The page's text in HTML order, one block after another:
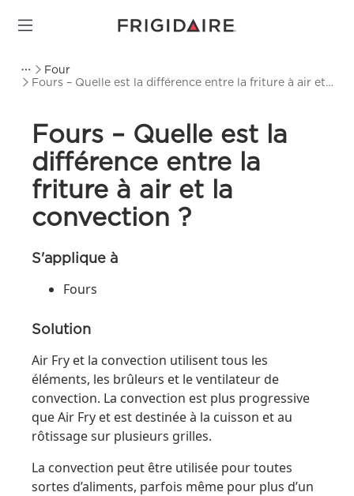
Four
Fours – Quelle est la différence entre la friture à air et
Fours – Quelle est la
différence entre la
friture à air et la
convection ?
S'applique à
Fours
Solution
Air Fry et la convection utilisent tous les
éléments, les brûleurs et le ventilateur de
convection. La convection est plus progressive
que Air Fry et est destinée à la cuisson et au
rôtissage sur plusieurs grilles.
La convection peut être utilisée pour toutes
sortes d’aliments, parfois même pour plus d’un